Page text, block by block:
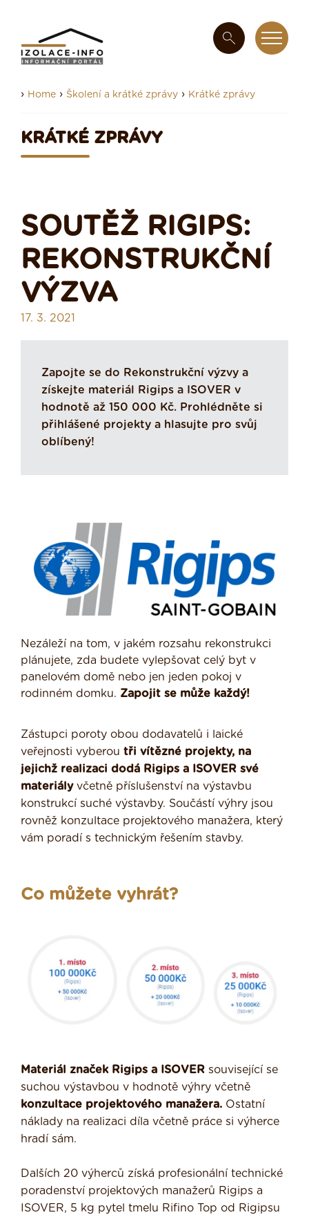
› Home › Školení a krátké zprávy › Krátké zprávy
KRÁTKÉ ZPRÁVY
SOUTĚŽ RIGIPS:
REKONSTRUKČNÍ
VÝZVA
17. 3. 2021
Zapojte se do Rekonstrukční výzvy a
získejte materiál Rigips a ISOVER v
hodnotě až 150 000 Kč. Prohlédněte si
přihlášené projekty a hlasujte pro svůj
oblíbený!
Nezáleží na tom, v jakém rozsahu rekonstrukci
plánujete, zda budete vylepšovat celý byt v
panelovém domě nebo jen jeden pokoj v
rodinném domku. Zapojit se může každý!
Zástupci poroty obou dodavatelů i laické
veřejnosti vyberou tři vítězné projekty, na
jejichž realizaci dodá Rigips a ISOVER své
materiályvčetně příslušenství na výstavbu
konstrukcí suché výstavby. Součástí výhry jsou
rovněž konzultace projektového manažera, který
vám poradí s technickým řešením stavby.
Co můžete vyhrát?
Materiál značek Rigips a ISOVER související se
suchou výstavbou v hodnotě výhry včetně
konzultace projektového manažera. Ostatní
náklady na realizaci díla včetně práce si výherce
hradí sám.
Dalších 20 výherců získá profesionální technické
poradenství projektových manažerů Rigips a
ISOVER, 5 kg pytel tmelu Rifino Top od Rigipsu